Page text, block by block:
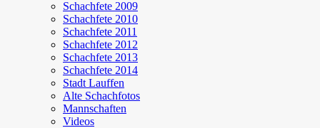
Schachfete 2009
Schachfete 2010
Schachfete 2011
Schachfete 2012
Schachfete 2013
Schachfete 2014
Stadt Lauffen
Alte Schachfotos
Mannschaften
Videos